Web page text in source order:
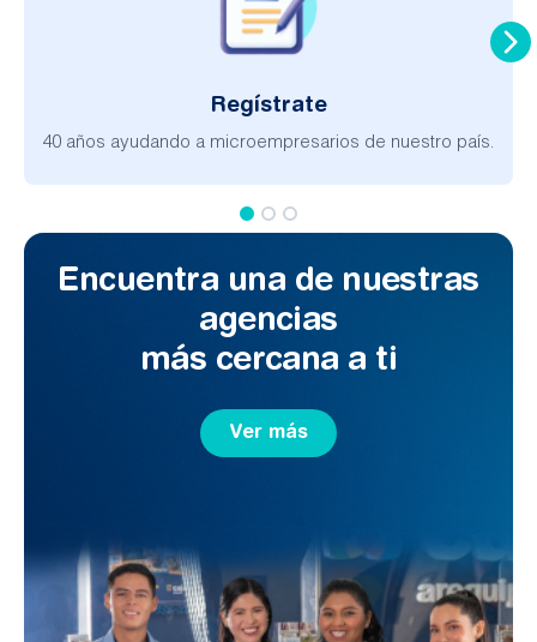
Regístrate
40 años ayudando a microempresarios de nuestro país.
Encuentra una de nuestras
agencias
más cercana a ti
Ver más